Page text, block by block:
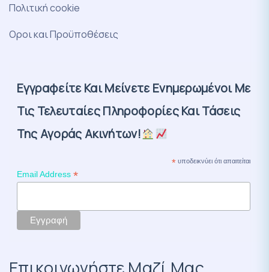
Πολιτική cookie
Οροι και Προϋποθέσεις
Εγγραφείτε Και Μείνετε Ενημερωμένοι Με
Τις Τελευταίες Πληροφορίες Και Τάσεις
Της Αγοράς Ακινήτων!
*υποδεικνύει ότι απαιτείται
Email Address *